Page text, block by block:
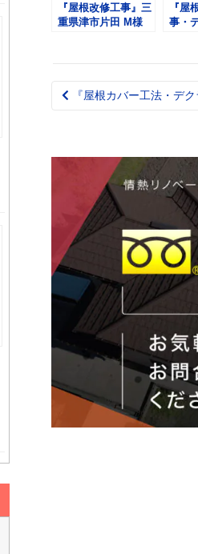
『屋根改修工事』三
重県津市片田 M様
『屋
事・
Post
『屋根カバー工法・デ